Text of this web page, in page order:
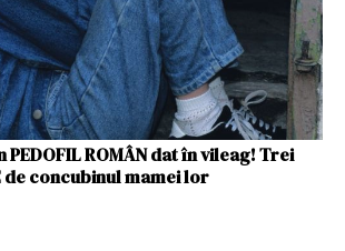
ROMÂN dat în vileag! Trei
de concubinul mamei lor